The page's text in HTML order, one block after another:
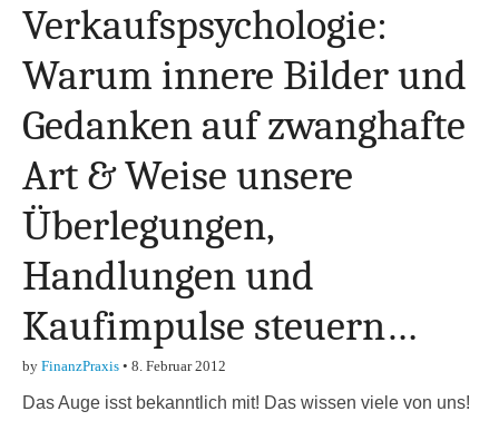
Verkaufspsychologie:
Warum innere Bilder und
Gedanken auf zwanghafte
Art & Weise unsere
Überlegungen,
Handlungen und
Kaufimpulse steuern…
by FinanzPraxis • 8. Februar 2012
Das Auge isst bekanntlich mit! Das wissen viele von uns!